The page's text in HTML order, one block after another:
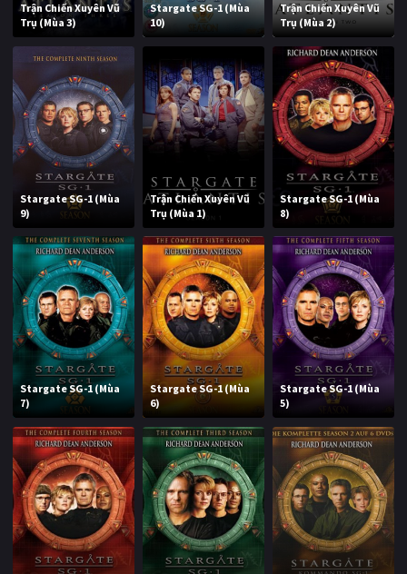
Trận Chiến Xuyên Vũ
Trụ (Mùa 3)
Stargate SG-1 (Mùa
10)
Trận Chiến Xuyên Vũ
Trụ (Mùa 2)
Stargate SG-1 (Mùa
9)
Trận Chiến Xuyên Vũ
Trụ (Mùa 1)
Stargate SG-1 (Mùa
8)
Stargate SG-1 (Mùa
7)
Stargate SG-1 (Mùa
6)
Stargate SG-1 (Mùa
5)